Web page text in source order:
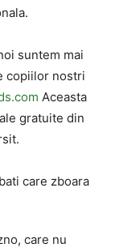
suntem mai
copiilor nostri
Aceasta
gratuite din
care zboara
care nu